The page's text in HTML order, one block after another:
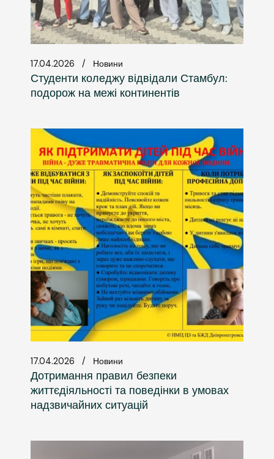
17.04.2026 Новини
Студенти коледжу відвідали Стамбул:
подорож на межі континентів
17.04.2026 Новини
Дотримання правил безпеки
життєдіяльності та поведінки в умовах
надзвичайних ситуацій